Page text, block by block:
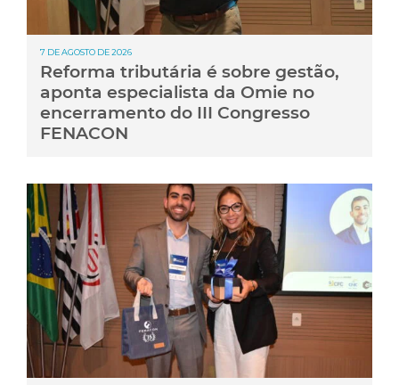
7 DE AGOSTO DE 2026
Reforma tributária é sobre gestão,
aponta especialista da Omie no
encerramento do III Congresso
FENACON